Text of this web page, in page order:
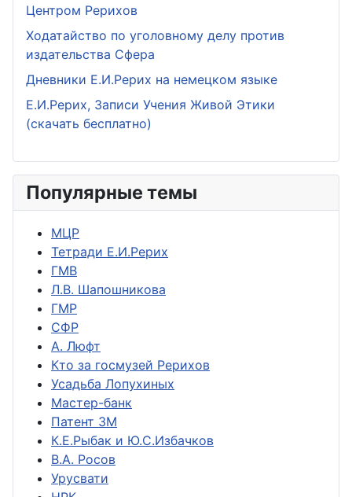
Центром Рерихов
Ходатайство по уголовному делу против
издательства Сфера
Дневники Е.И.Рерих на немецком языке
Е.И.Рерих, Записи Учения Живой Этики
(скачать бесплатно)
Популярные темы
МЦР
Тетради Е.И.Рерих
ГМВ
Л.В. Шапошникова
ГМР
СФР
А. Люфт
Кто за госмузей Рерихов
Усадьба Лопухиных
Мастер-банк
Патент ЗМ
К.Е.Рыбак и Ю.С.Избачков
В.А. Росов
Урусвати